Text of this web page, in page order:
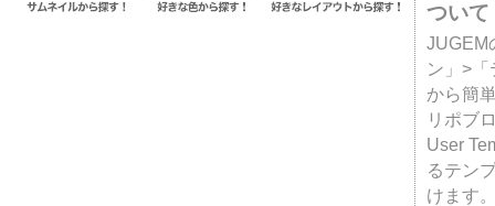
ついて
JUGEM
ン」>
から簡
リポブ
User
るテン
けます